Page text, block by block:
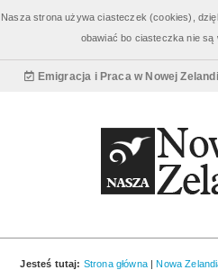
Bilety Nowa Zelandiaod 3960 zł
od 3810
Emigracja i Praca w Nowej
Jesteś tutaj: Strona główna|Nowa
Nasza strona używa ciasteczek (cookies),
obawiać bo ciasteczka nie